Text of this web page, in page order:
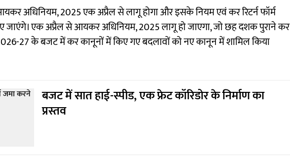
अधिनियम, 2025 एक अप्रैल से लागू होगा और इसके नियम एवं कर रिटर्न फॉर्म
जाएंगे। एक अप्रैल से आयकर अधिनियम, 2025 लागू हो जाएगा, जो छह दशक पुराने कर
27 के बजट में कर कानूनों में किए गए बदलावों को नए कानून में शामिल किया
बजट में सात हाई-स्पीड, एक फ्रेट कॉरिडोर के निर्माण का
प्रस्तव